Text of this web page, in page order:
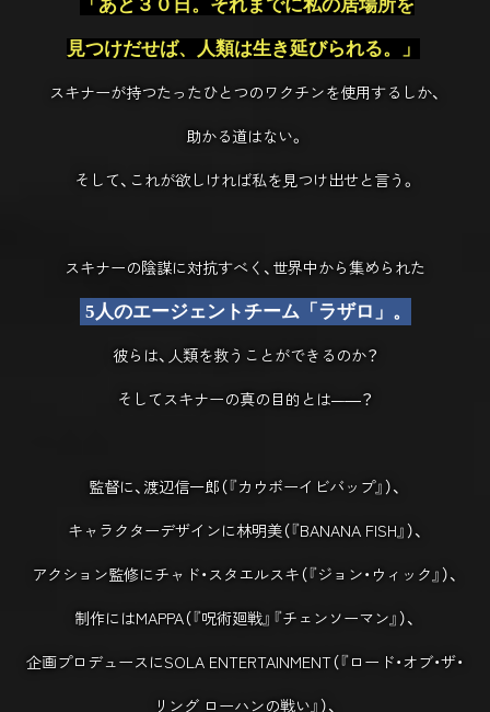
「あと３０日。それまでに私の居場所を
見つけだせば、人類は生き延びられる。」
スキナーが持つたったひとつのワクチンを使用するしか、
助かる道はない。
そして、これが欲しければ私を見つけ出せと言う。
スキナーの陰謀に対抗すべく、世界中から集められた
5人のエージェントチーム「ラザロ」。
彼らは、人類を救うことができるのか？
そしてスキナーの真の目的とは――？
監督に、渡辺信一郎（『カウボーイビバップ』）、
キャラクターデザインに林明美（『BANANA FISH』）、
アクション監修にチャド・スタエルスキ（『ジョン・ウィック』）、
制作にはMAPPA（『呪術廻戦』『チェンソーマン』）、
企画プロデュースにSOLA ENTERTAINMENT（『ロード・オブ・ザ・
リング ローハンの戦い』）、